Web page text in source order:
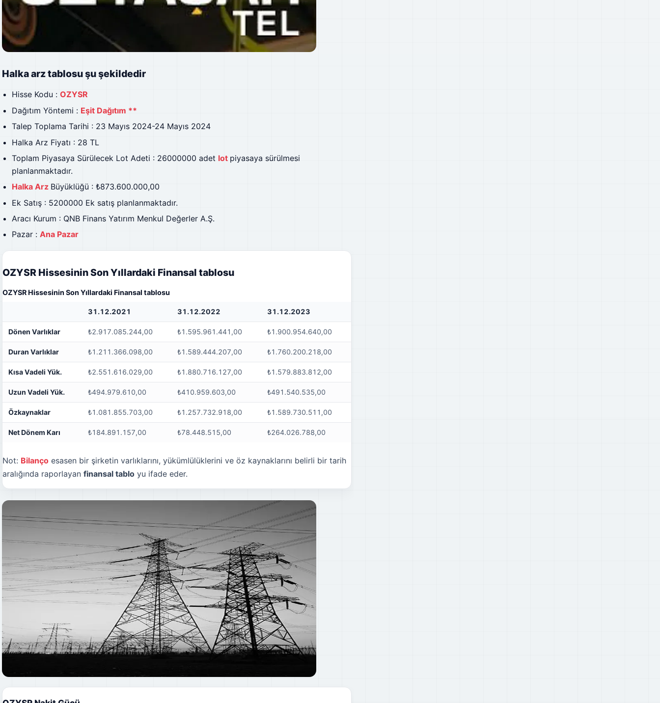
Halka arz tablosu şu şekildedir
Hisse Kodu : OZYSR
Dağıtım Yöntemi : Eşit Dağıtım **
Talep Toplama Tarihi : 23 Mayıs 2024-24 Mayıs 2024
Halka Arz Fiyatı : 28 TL
Toplam Piyasaya Sürülecek Lot Adeti : 26000000 adet lot piyasaya sürülmesi
planlanmaktadır.
Halka Arz Büyüklüğü : ₺873.600.000,00
Ek Satış : 5200000 Ek satış planlanmaktadır.
Aracı Kurum : QNB Finans Yatırım Menkul Değerler A.Ş.
Pazar : Ana Pazar
OZYSR Hissesinin Son Yıllardaki Finansal tablosu
OZYSR Hissesinin Son Yıllardaki Finansal tablosu
31.12.2021 31.12.2022 31.12.2023
Dönen Varlıklar ₺2.917.085.244,00 ₺1.595.961.441,00 ₺1.900.954.640,00
Duran Varlıklar ₺1.211.366.098,00 ₺1.589.444.207,00 ₺1.760.200.218,00
Kısa Vadeli Yük. ₺2.551.616.029,00 ₺1.880.716.127,00 ₺1.579.883.812,00
Uzun Vadeli Yük. ₺494.979.610,00 ₺410.959.603,00 ₺491.540.535,00
Özkaynaklar ₺1.081.855.703,00 ₺1.257.732.918,00 ₺1.589.730.511,00
Net Dönem Karı ₺184.891.157,00 ₺78.448.515,00 ₺264.026.788,00
Not: Bilanço esasen bir şirketin varlıklarını, yükümlülüklerini ve öz kaynaklarını belirli bir tarih
aralığında raporlayan finansal tablo yu ifade eder.